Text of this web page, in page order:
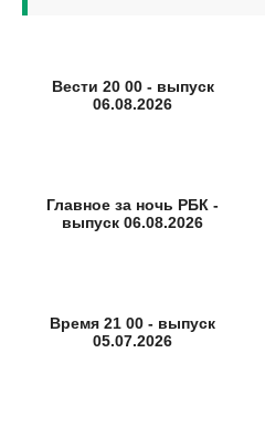
Вести 20 00 - выпуск
06.08.2026
Главное за ночь РБК -
выпуск 06.08.2026
Время 21 00 - выпуск
05.07.2026